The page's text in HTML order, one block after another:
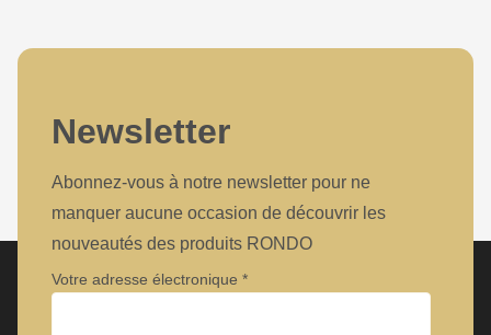
Newsletter
Abonnez-vous à notre newsletter pour ne
manquer aucune occasion de découvrir les
nouveautés des produits RONDO
Votre adresse électronique